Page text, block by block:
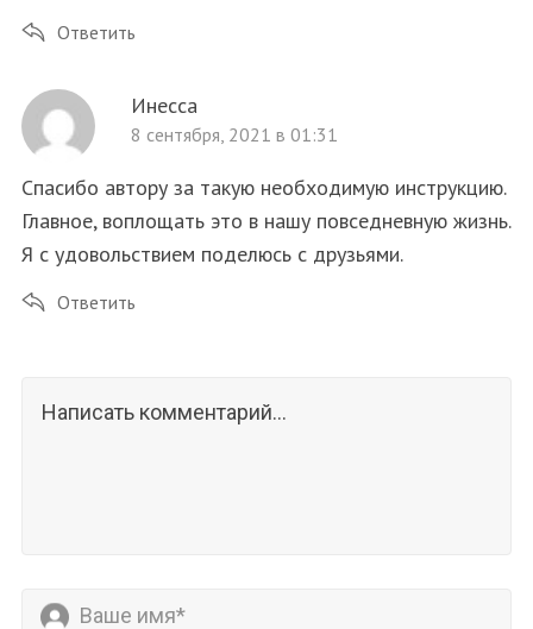
Ответить
Инесса
8 сентября, 2021 в 01:31
Спасибо автору за такую необходимую инструкцию.
Главное, воплощать это в нашу повседневную жизнь.
Я с удовольствием поделюсь с друзьями.
Ответить